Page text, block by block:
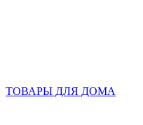
ТОВАРЫ ДЛЯ ДОМА